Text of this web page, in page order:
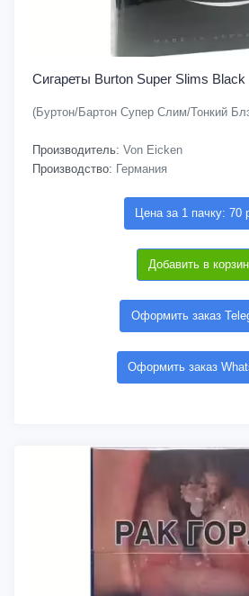
Сигареты Burton Super Slims Black
(Буртон/Бартон Супер Слим/Тонкий
Производитель: Von Eicken
Производство: Германия
Цена за 1 пачку: 70
Добавить в
Оформить заказ
Оформить заказ